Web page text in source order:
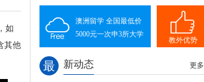
如
其他
澳洲留学 全国最低价
5000元一次申3所大学
教外优势
最 新动态 更多